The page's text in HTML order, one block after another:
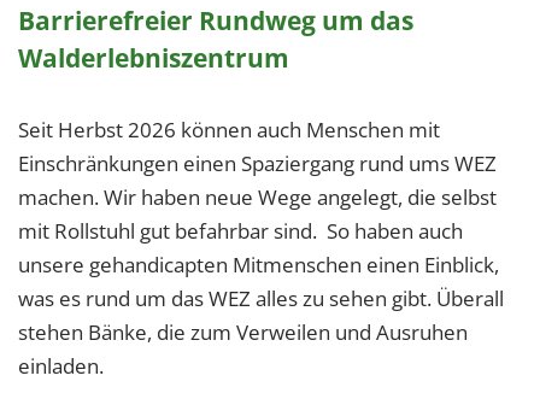
Barrierefreier Rundweg um das
Walderlebniszentrum
Seit Herbst 2026 können auch Menschen mit
Einschränkungen einen Spaziergang rund ums WEZ
machen. Wir haben neue Wege angelegt, die selbst
mit Rollstuhl gut befahrbar sind. So haben auch
unsere gehandicapten Mitmenschen einen Einblick,
was es rund um das WEZ alles zu sehen gibt. Überall
stehen Bänke, die zum Verweilen und Ausruhen
einladen.